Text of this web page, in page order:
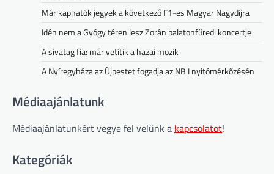
Már kaphatók jegyek a következő F1-es Magyar Nagydíjra
Idén nem a Gyógy téren lesz Zorán balatonfüredi koncertje
A sivatag fia: már vetítik a hazai mozik
A Nyíregyháza az Újpestet fogadja az NB I nyitómérkőzésén
Médiaajánlatunk
Médiaajánlatunkért vegye fel velünk a kapcsolatot!
Kategóriák